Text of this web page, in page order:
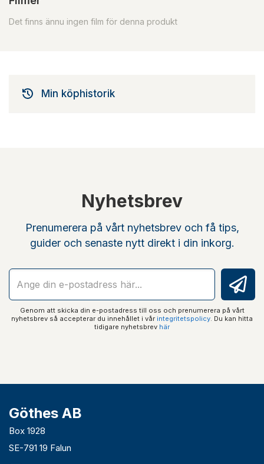
Det finns ännu ingen film för denna produkt
Min köphistorik
Nyhetsbrev
Prenumerera på vårt nyhetsbrev och få tips,
guider och senaste nytt direkt i din inkorg.
Genom att skicka din e-postadress till oss och prenumerera på vårt
nyhetsbrev så accepterar du innehållet i vår integritetspolicy . Du kan hitta
tidigare nyhetsbrev här
Göthes AB
Box 1928
SE-791 19 Falun